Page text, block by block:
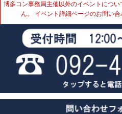
博多コン事務局主催以外のイベントにつ
ん。 イベント詳細ページのお問い合